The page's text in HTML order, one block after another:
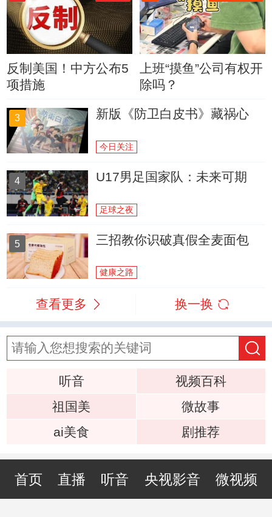
反制美国！中方公布5
项措施
上班“摸鱼”公司有权开
除吗？
3 新版《防卫白皮书》藏祸心
今日关注
4 U17男足国家队：未来可期
足球之夜
5 三招教你识破真假全麦面包
健康之路
查看更多 换一换
听音
视频百科
祖国美
微故事
ai美食
剧推荐
首页 直播 听音 央视影音 微视频